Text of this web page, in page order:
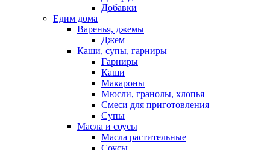
Добавки
Едим дома
Варенья, джемы
Джем
Каши, супы, гарниры
Гарниры
Каши
Макароны
Мюсли, гранолы, хлопья
Смеси для приготовления
Супы
Масла и соусы
Масла растительные
Соусы